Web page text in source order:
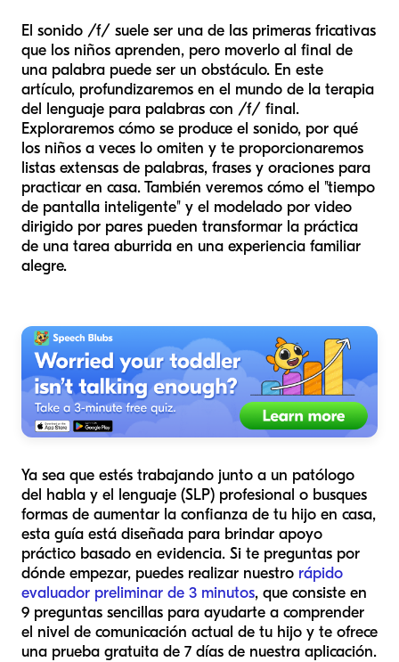
El sonido /f/ suele ser una de las primeras fricativas
que los niños aprenden, pero moverlo al final de
una palabra puede ser un obstáculo. En este
artículo, profundizaremos en el mundo de la terapia
del lenguaje para palabras con /f/ final.
Exploraremos cómo se produce el sonido, por qué
los niños a veces lo omiten y te proporcionaremos
listas extensas de palabras, frases y oraciones para
practicar en casa. También veremos cómo el "tiempo
de pantalla inteligente" y el modelado por video
dirigido por pares pueden transformar la práctica
de una tarea aburrida en una experiencia familiar
alegre.
Ya sea que estés trabajando junto a un patólogo
del habla y el lenguaje (SLP) profesional o busques
formas de aumentar la confianza de tu hijo en casa,
esta guía está diseñada para brindar apoyo
práctico basado en evidencia. Si te preguntas por
dónde empezar, puedes realizar nuestro rápido
evaluador preliminar de 3 minutos, que consiste en
9 preguntas sencillas para ayudarte a comprender
el nivel de comunicación actual de tu hijo y te ofrece
una prueba gratuita de 7 días de nuestra aplicación.